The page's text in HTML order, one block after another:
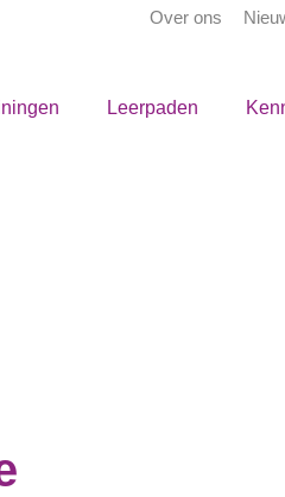
Over ons
Leerpaden